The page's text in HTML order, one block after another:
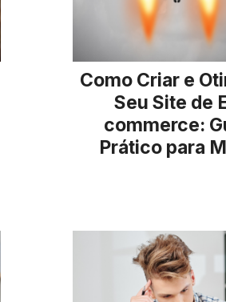
Como Criar e
Seu Site de
commerce:
Prático para